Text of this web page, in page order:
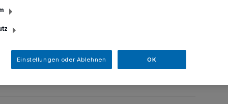
I. und Sabine II. hat zusammen mit
Krefelder Rathaus übernommen.
Einstellungen oder Ablehnen OK